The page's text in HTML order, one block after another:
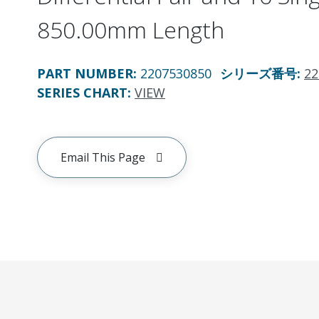
850.00mm Length
PART NUMBER: 2207530850 シリーズ番号:
SERIES CHART: VIEW
Email This Page